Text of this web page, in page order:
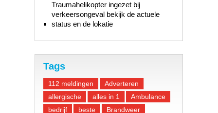
Traumahelikopter ingezet bij
verkeersongeval bekijk de actuele
status en de lokatie
Tags
112 meldingen
Adverteren
allergische
alles in 1
Ambulance
bedrijf
beste Brandweer